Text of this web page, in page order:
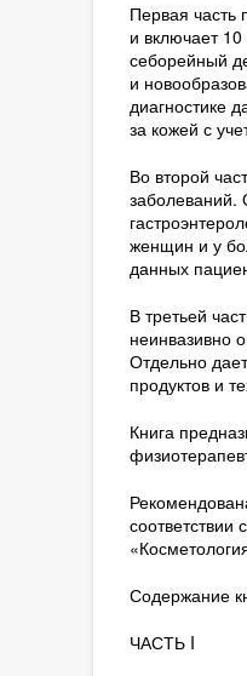
Первая часть
и включает
себорейный
и
диагностике
за кожей с
Во второй
заболеваний.
женщин и у
данных
В третьей
неинвазивно
Отдельно
продуктов и
Книга
Содержание
ЧАСТЬ I